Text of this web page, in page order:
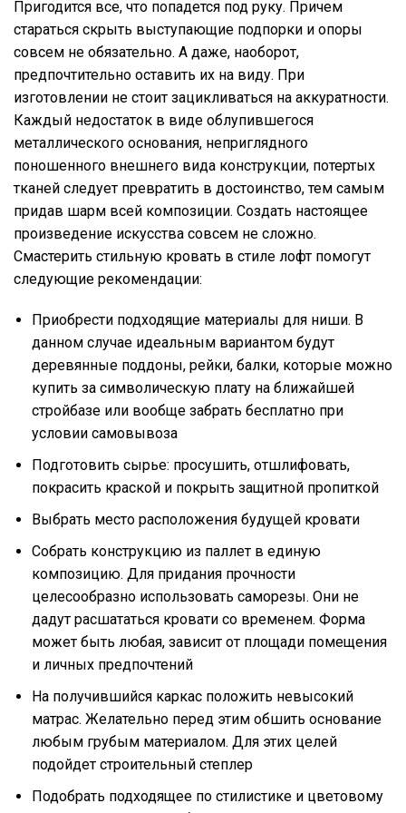
Пригодится все, что попадется под руку. Причем
стараться скрыть выступающие подпорки и опоры
совсем не обязательно. А даже, наоборот,
предпочтительно оставить их на виду. При
изготовлении не стоит зацикливаться на аккуратности.
Каждый недостаток в виде облупившегося
металлического основания, неприглядного
поношенного внешнего вида конструкции, потертых
тканей следует превратить в достоинство, тем самым
придав шарм всей композиции. Создать настоящее
произведение искусства совсем не сложно.
Смастерить стильную кровать в стиле лофт помогут
следующие рекомендации:
Приобрести подходящие материалы для ниши. В
данном случае идеальным вариантом будут
деревянные поддоны, рейки, балки, которые можно
купить за символическую плату на ближайшей
стройбазе или вообще забрать бесплатно при
условии самовывоза
Подготовить сырье: просушить, отшлифовать,
покрасить краской и покрыть защитной пропиткой
Выбрать место расположения будущей кровати
Собрать конструкцию из паллет в единую
композицию. Для придания прочности
целесообразно использовать саморезы. Они не
дадут расшататься кровати со временем. Форма
может быть любая, зависит от площади помещения
и личных предпочтений
На получившийся каркас положить невысокий
матрас. Желательно перед этим обшить основание
любым грубым материалом. Для этих целей
подойдет строительный степлер
Подобрать подходящее по стилистике и цветовому